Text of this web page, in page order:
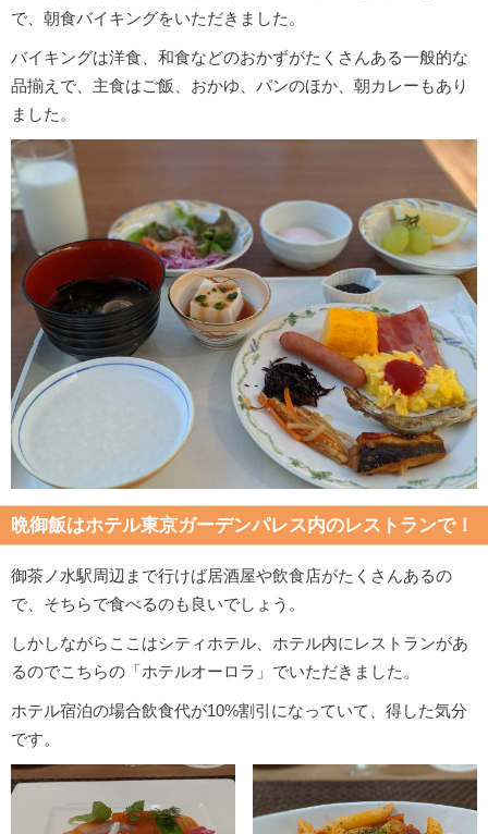
で、朝食バイキングをいただきました。
バイキングは洋食、和食などのおかずがたくさんある一般的な
品揃えで、主食はご飯、おかゆ、パンのほか、朝カレーもあり
ました。
晩御飯はホテル東京ガーデンパレス内のレストランで！
御茶ノ水駅周辺まで行けば居酒屋や飲食店がたくさんあるの
で、そちらで食べるのも良いでしょう。
しかしながらここはシティホテル、ホテル内にレストランがあ
るのでこちらの「ホテルオーロラ」でいただきました。
ホテル宿泊の場合飲食代が10%割引になっていて、得した気分
です。